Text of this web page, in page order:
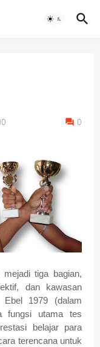
0
tiga bagian,
dan kawasan
Ebel 1979 (dalam
fungsi utama tes
belajar para
terencana untuk